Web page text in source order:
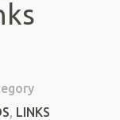
, LINKS